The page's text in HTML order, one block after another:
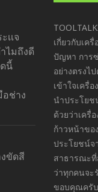
เเจ
ไมถึงดี
นี้
อช่าง
งขัดสี
เกี่ยวกับเค
ปัญหา การ
อย่างตรงไ
เข้าใจเครื่
นำประโยช
ด้วยว่าเครื่
ก้าวหน้าขอ
ประโยชน์จ
สาธารณะที่
ว่าทุกคนจะ
ขอบคุณครั